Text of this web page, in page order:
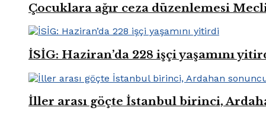
Çocuklara ağır ceza düzenlemesi
İSİG: Haziran’da 228 işçi yaşamını
İller arası göçte İstanbul birinci,